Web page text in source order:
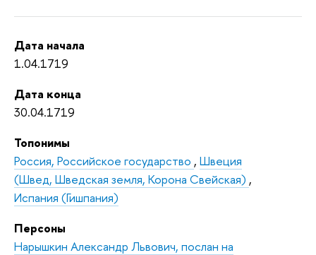
Дата начала
1.04.1719
Дата конца
30.04.1719
Топонимы
Россия, Российское государство , Швеция
(Швед, Шведская земля, Корона Свейская) ,
Испания (Гишпания)
Персоны
Нарышкин Александр Львович, послан на